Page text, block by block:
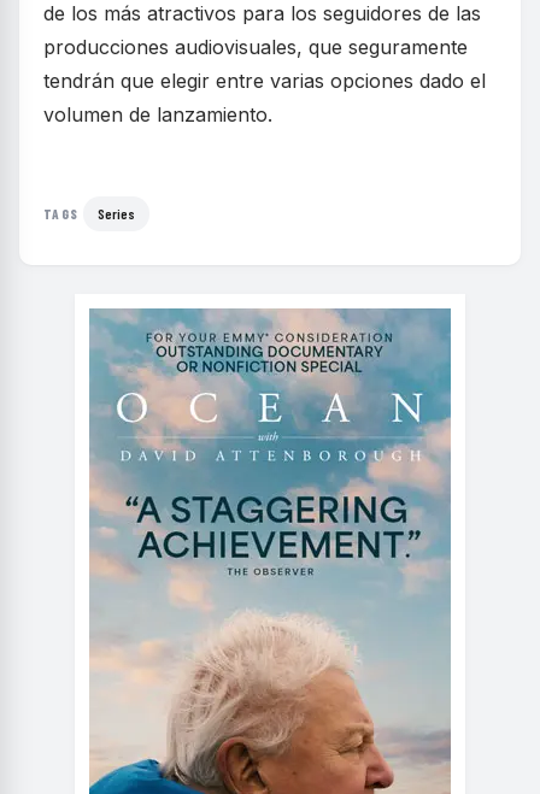
de los más atractivos para los seguidores de las
producciones audiovisuales, que seguramente
tendrán que elegir entre varias opciones dado el
volumen de lanzamiento.
TAGS Series